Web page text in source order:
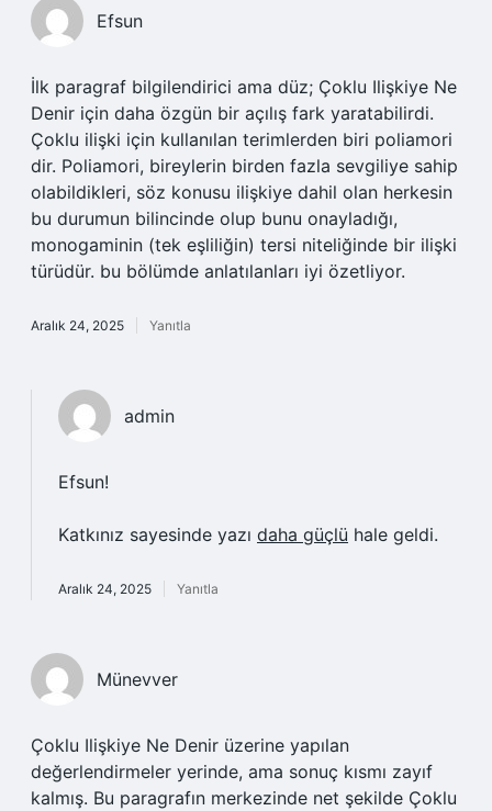
Efsun
İlk paragraf bilgilendirici ama düz; Çoklu Ilişkiye Ne
Denir için daha özgün bir açılış fark yaratabilirdi.
Çoklu ilişki için kullanılan terimlerden biri poliamori
dir. Poliamori, bireylerin birden fazla sevgiliye sahip
olabildikleri, söz konusu ilişkiye dahil olan herkesin
bu durumun bilincinde olup bunu onayladığı,
monogaminin (tek eşliliğin) tersi niteliğinde bir ilişki
türüdür. bu bölümde anlatılanları iyi özetliyor.
Aralık 24, 2025 Yanıtla
admin
Efsun!
Katkınız sayesinde yazı daha güçlü hale geldi.
Aralık 24, 2025 Yanıtla
Münevver
Çoklu Ilişkiye Ne Denir üzerine yapılan
değerlendirmeler yerinde, ama sonuç kısmı zayıf
kalmış. Bu paragrafın merkezinde net şekilde Çoklu